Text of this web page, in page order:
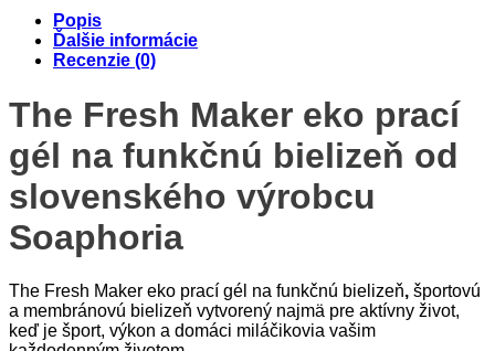
through
Popis
Ďalšie informácie
Recenzie (0)
The Fresh Maker eko prací
gél na funkčnú bielizeň od
slovenského výrobcu
Soaphoria
The Fresh Maker eko prací gél na funkčnú bielizeň, športovú
a membránovú bielizeň vytvorený najmä pre aktívny život,
keď je šport, výkon a domáci miláčikovia vašim